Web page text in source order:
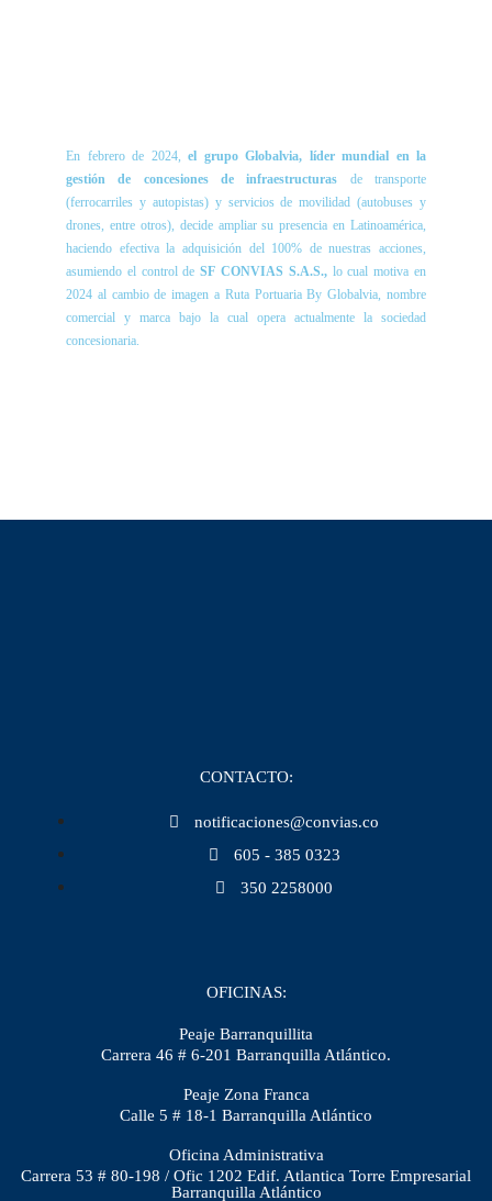
En febrero de 2024, el grupo Globalvia, líder mundial en la
gestión de concesiones de infraestructuras de transporte
(ferrocarriles y autopistas) y servicios de movilidad (autobuses y
drones, entre otros), decide ampliar su presencia en Latinoamérica,
haciendo efectiva la adquisición del 100% de nuestras acciones,
asumiendo el control deSF CONVIAS S.A.S.,lo cual motiva en
2024 al cambio de imagen a Ruta Portuaria By Globalvia, nombre
comercial y marca bajo la cual opera actualmente la sociedad
concesionaria.
CONTACTO:
notificaciones@convias.co
605 - 385 0323
350 2258000
OFICINAS:
Peaje Barranquillita
Carrera 46 # 6-201 Barranquilla Atlántico.
Peaje Zona Franca
Calle 5 # 18-1 Barranquilla Atlántico
Oficina Administrativa
Carrera 53 # 80-198 / Ofic 1202 Edif. Atlantica Torre Empresarial
Barranquilla Atlántico